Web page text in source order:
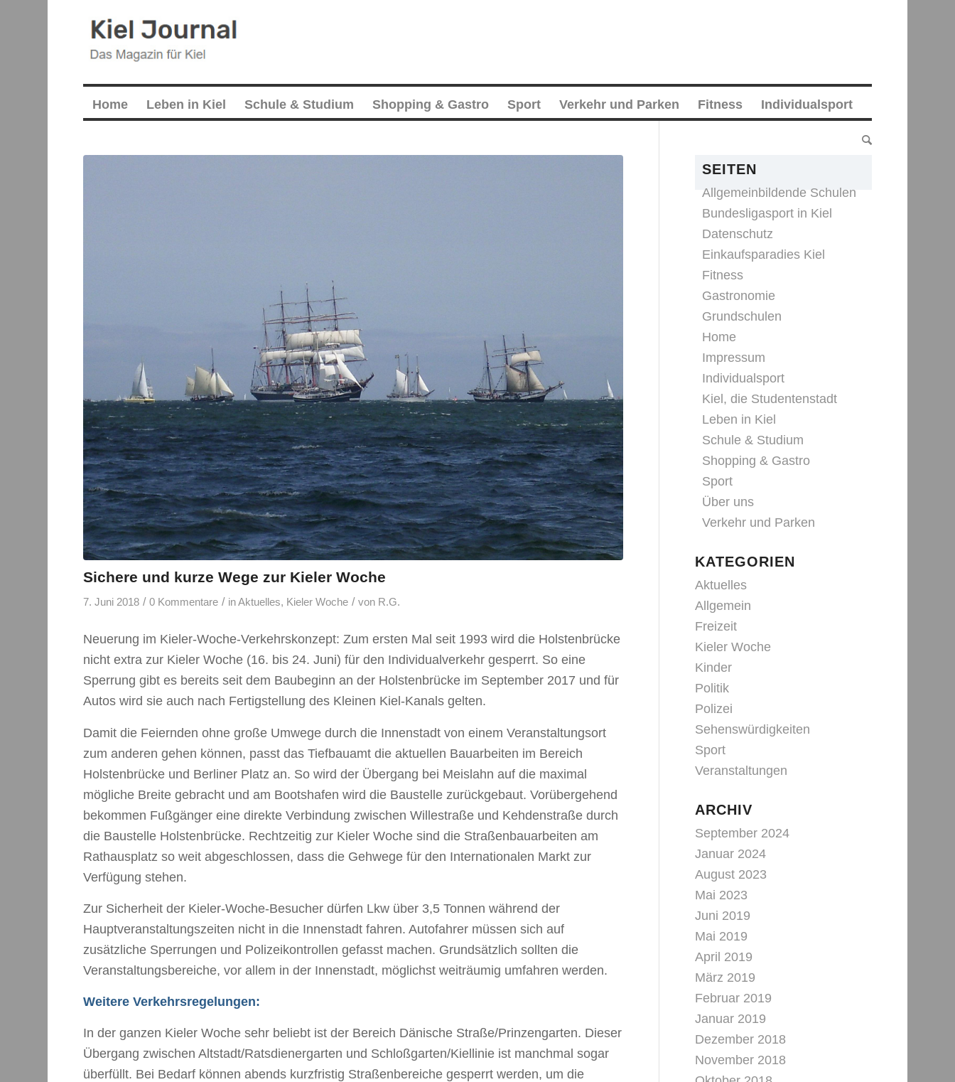
Home Leben in Kiel Schule & Studium Shopping & Gastro Sport Verkehr und Parken Fitness Individualsport
Sichere und kurze Wege zur Kieler Woche
7. Juni 2018 / 0 Kommentare / inAktuelles, Kieler Woche / von R.G.
Neuerung im Kieler-Woche-Verkehrskonzept: Zum ersten Mal seit 1993 wird die Holstenbrücke
nicht extra zur Kieler Woche (16. bis 24. Juni) für den Individualverkehr gesperrt. So eine
Sperrung gibt es bereits seit dem Baubeginn an der Holstenbrücke im September 2017 und für
Autos wird sie auch nach Fertigstellung des Kleinen Kiel-Kanals gelten.
Damit die Feiernden ohne große Umwege durch die Innenstadt von einem Veranstaltungsort
zum anderen gehen können, passt das Tiefbauamt die aktuellen Bauarbeiten im Bereich
Holstenbrücke und Berliner Platz an. So wird der Übergang bei Meislahn auf die maximal
mögliche Breite gebracht und am Bootshafen wird die Baustelle zurückgebaut. Vorübergehend
bekommen Fußgänger eine direkte Verbindung zwischen Willestraße und Kehdenstraße durch
die Baustelle Holstenbrücke. Rechtzeitig zur Kieler Woche sind die Straßenbauarbeiten am
Rathausplatz so weit abgeschlossen, dass die Gehwege für den Internationalen Markt zur
Verfügung stehen.
Zur Sicherheit der Kieler-Woche-Besucher dürfen Lkw über 3,5 Tonnen während der
Hauptveranstaltungszeiten nicht in die Innenstadt fahren. Autofahrer müssen sich auf
zusätzliche Sperrungen und Polizeikontrollen gefasst machen. Grundsätzlich sollten die
Veranstaltungsbereiche, vor allem in der Innenstadt, möglichst weiträumig umfahren werden.
Weitere Verkehrsregelungen:
In der ganzen Kieler Woche sehr beliebt ist der Bereich Dänische Straße/Prinzengarten. Dieser
Übergang zwischen Altstadt/Ratsdienergarten und Schloßgarten/Kiellinie ist manchmal sogar
überfüllt. Bei Bedarf können abends kurzfristig Straßenbereiche gesperrt werden, um die
SEITEN
Allgemeinbildende Schulen
Bundesligasport in Kiel
Datenschutz
Einkaufsparadies Kiel
Fitness
Gastronomie
Grundschulen
Home
Impressum
Individualsport
Kiel, die Studentenstadt
Leben in Kiel
Schule & Studium
Shopping & Gastro
Sport
Über uns
Verkehr und Parken
KATEGORIEN
Aktuelles
Allgemein
Freizeit
Kieler Woche
Kinder
Politik
Polizei
Sehenswürdigkeiten
Sport
Veranstaltungen
ARCHIV
September 2024
Januar 2024
August 2023
Mai 2023
Juni 2019
Mai 2019
April 2019
März 2019
Februar 2019
Januar 2019
Dezember 2018
November 2018